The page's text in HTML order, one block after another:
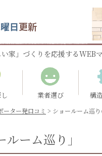
日更新
家」づくりを応援するWEBマ
業者選び 構
ーター発口コミ > ショールーム巡
ーム巡り」